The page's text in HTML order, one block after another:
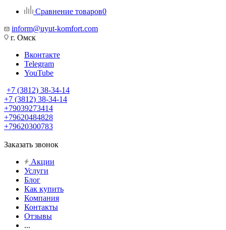
Сравнение товаров0
inform@uyut-komfort.com
г. Омск
Вконтакте
Telegram
YouTube
+7 (3812) 38-34-14
+7 (3812) 38-34-14
+79039273414
+79620484828
+79620300783
Заказать звонок
Акции
Услуги
Блог
Как купить
Компания
Контакты
Отзывы
...